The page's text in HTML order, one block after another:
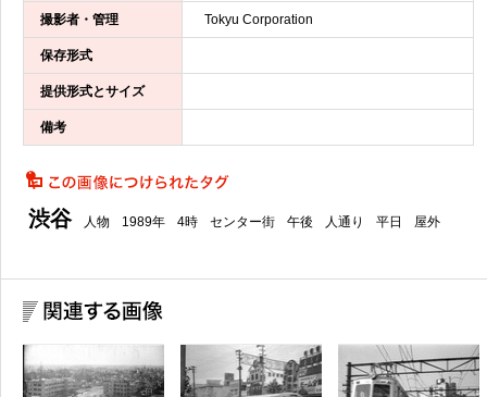
撮影者・管理 Tokyu Corporation
保存形式
提供形式とサイズ
備考
渋谷 人物 1989年 4時 センター街 午後 人通り 平日 屋外